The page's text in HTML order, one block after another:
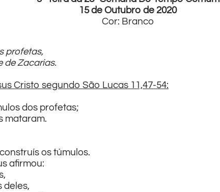
15 de Outubro de 2020
Cor: Branco
profetas,
de Zacarias.
Cristo segundo São Lucas 11,47-54:
dos profetas;
mataram.
os túmulos.
afirmou:
deles,